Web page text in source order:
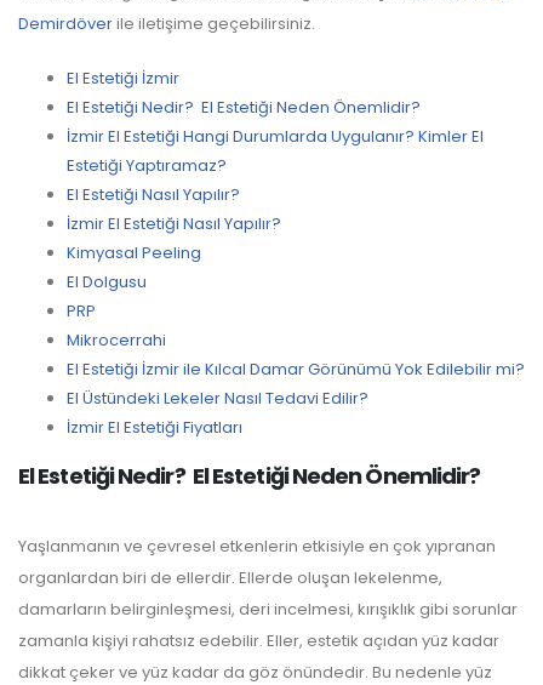
Demirdöverile iletişime geçebilirsiniz.
El Estetiği İzmir
El Estetiği Nedir? El Estetiği Neden Önemlidir?
İzmir El Estetiği Hangi Durumlarda Uygulanır? Kimler El
Estetiği Yaptıramaz?
El Estetiği Nasıl Yapılır?
İzmir El Estetiği Nasıl Yapılır?
Kimyasal Peeling
El Dolgusu
PRP
Mikrocerrahi
El Estetiği İzmir ile Kılcal Damar Görünümü Yok Edilebilir mi?
El Üstündeki Lekeler Nasıl Tedavi Edilir?
İzmir El Estetiği Fiyatları
El Estetiği Nedir? El Estetiği Neden Önemlidir?
Yaşlanmanın ve çevresel etkenlerin etkisiyle en çok yıpranan
organlardan biri de ellerdir. Ellerde oluşan lekelenme,
damarların belirginleşmesi, deri incelmesi, kırışıklık gibi sorunlar
zamanla kişiyi rahatsız edebilir. Eller, estetik açıdan yüz kadar
dikkat çeker ve yüz kadar da göz önündedir. Bu nedenle yüz